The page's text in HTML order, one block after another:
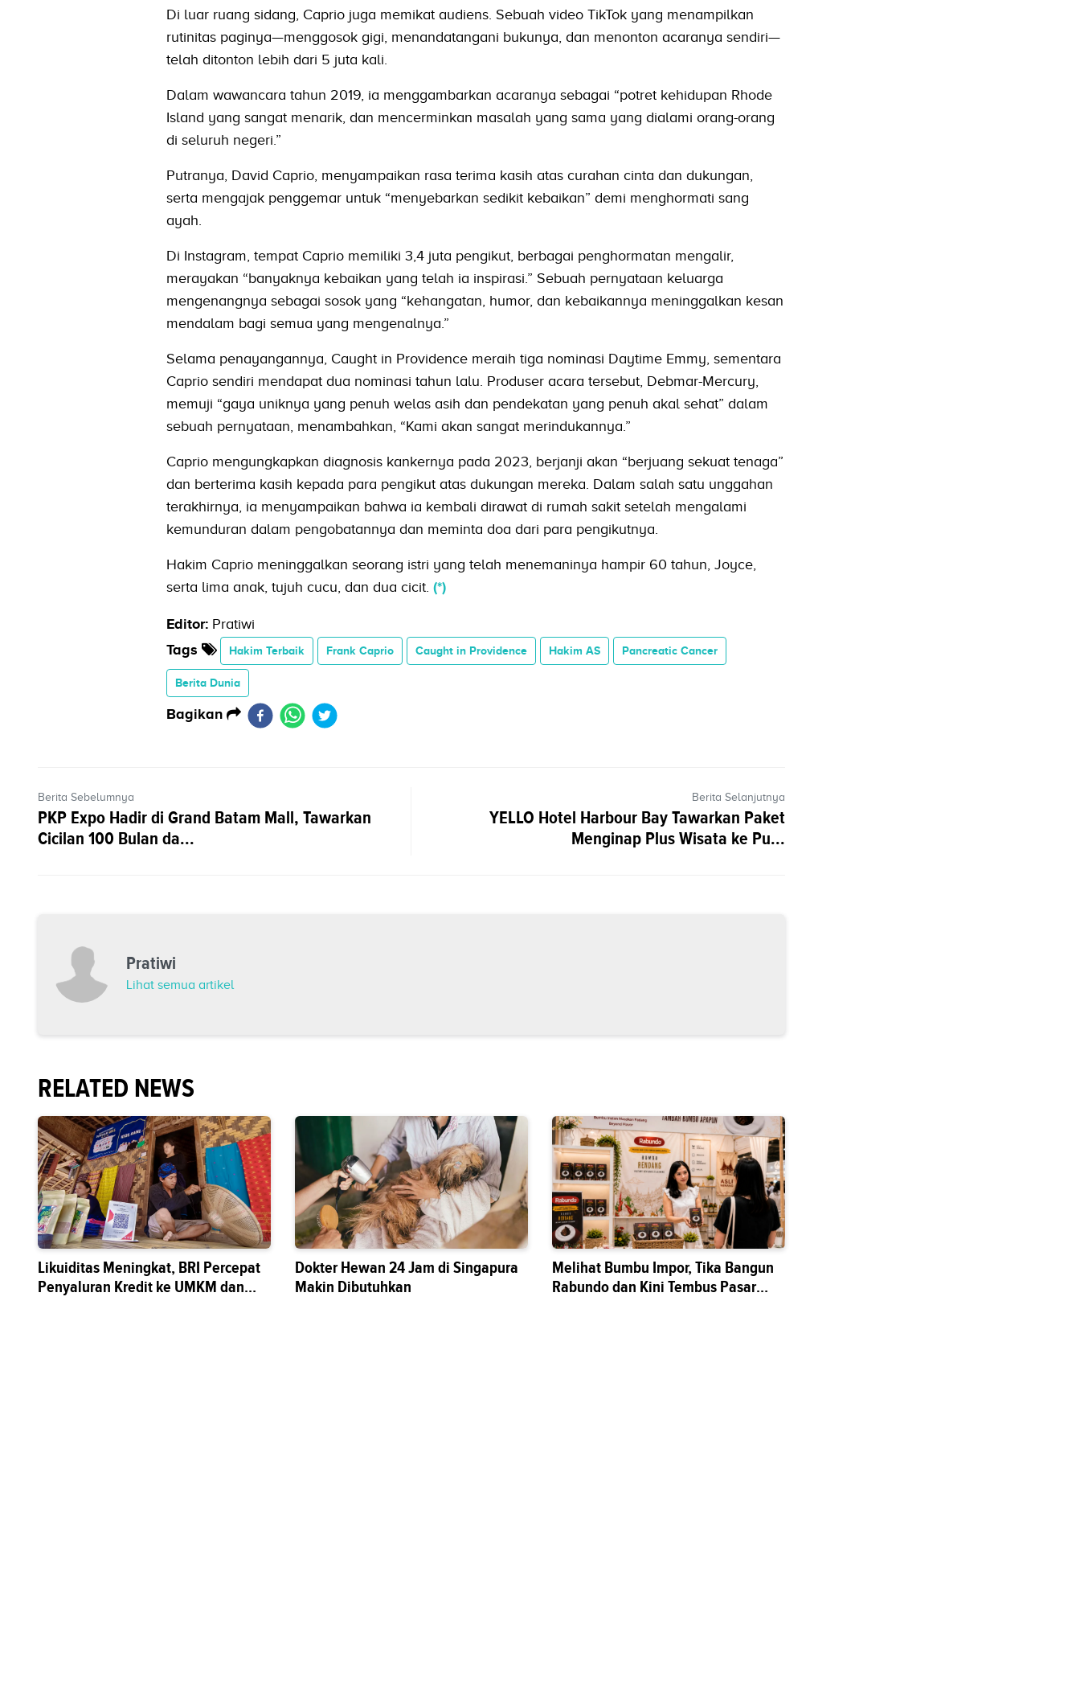
Di luar ruang sidang, Caprio juga memikat audiens. Sebuah video TikTok yang menampilkan
rutinitas paginya—menggosok gigi, menandatangani bukunya, dan menonton acaranya sendiri—
telah ditonton lebih dari 5 juta kali.
Dalam wawancara tahun 2019, ia menggambarkan acaranya sebagai “potret kehidupan Rhode
Island yang sangat menarik, dan mencerminkan masalah yang sama yang dialami orang-orang
di seluruh negeri.”
Putranya, David Caprio, menyampaikan rasa terima kasih atas curahan cinta dan dukungan,
serta mengajak penggemar untuk “menyebarkan sedikit kebaikan” demi menghormati sang
ayah.
Di Instagram, tempat Caprio memiliki 3,4 juta pengikut, berbagai penghormatan mengalir,
merayakan “banyaknya kebaikan yang telah ia inspirasi.” Sebuah pernyataan keluarga
mengenangnya sebagai sosok yang “kehangatan, humor, dan kebaikannya meninggalkan kesan
mendalam bagi semua yang mengenalnya.”
Selama penayangannya, Caught in Providence meraih tiga nominasi Daytime Emmy, sementara
Caprio sendiri mendapat dua nominasi tahun lalu. Produser acara tersebut, Debmar-Mercury,
memuji “gaya uniknya yang penuh welas asih dan pendekatan yang penuh akal sehat” dalam
sebuah pernyataan, menambahkan, “Kami akan sangat merindukannya.”
Caprio mengungkapkan diagnosis kankernya pada 2023, berjanji akan “berjuang sekuat tenaga”
dan berterima kasih kepada para pengikut atas dukungan mereka. Dalam salah satu unggahan
terakhirnya, ia menyampaikan bahwa ia kembali dirawat di rumah sakit setelah mengalami
kemunduran dalam pengobatannya dan meminta doa dari para pengikutnya.
Hakim Caprio meninggalkan seorang istri yang telah menemaninya hampir 60 tahun, Joyce,
serta lima anak, tujuh cucu, dan dua cicit. (*)
Editor: Pratiwi
Tags
Hakim Terbaik Frank Caprio Caught in Providence Hakim AS Pancreatic Cancer
Berita Dunia
Bagikan
Berita Sebelumnya
PKP Expo Hadir di Grand Batam Mall, Tawarkan
Cicilan 100 Bulan da...
Berita Selanjutnya
YELLO Hotel Harbour Bay Tawarkan Paket
Menginap Plus Wisata ke Pu...
Pratiwi
Lihat semua artikel
RELATED NEWS
Likuiditas Meningkat, BRI Percepat
Penyaluran Kredit ke UMKM dan
Dokter Hewan 24 Jam di Singapura
Makin Dibutuhkan
Melihat Bumbu Impor, Tika Bangun
Rabundo dan Kini Tembus Pasar